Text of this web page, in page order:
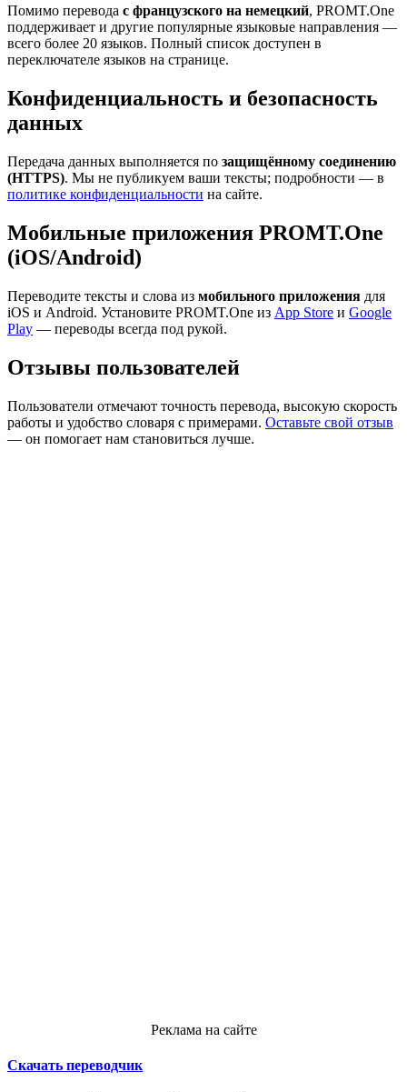
Помимо перевода с французского на немецкий, PROMT.One
поддерживает и другие популярные языковые направления —
всего более 20 языков. Полный список доступен в
переключателе языков на странице.
Конфиденциальность и безопасность
данных
Передача данных выполняется по защищённому соединению
(HTTPS). Мы не публикуем ваши тексты; подробности — в
политике конфиденциальности на сайте.
Мобильные приложения PROMT.One
(iOS/Android)
Переводите тексты и слова из мобильного приложения для
iOS и Android. Установите PROMT.One из App Store и Google
Play — переводы всегда под рукой.
Отзывы пользователей
Пользователи отмечают точность перевода, высокую скорость
работы и удобство словаря с примерами. Оставьте свой отзыв
— он помогает нам становиться лучше.
Реклама на сайте
Скачать переводчик